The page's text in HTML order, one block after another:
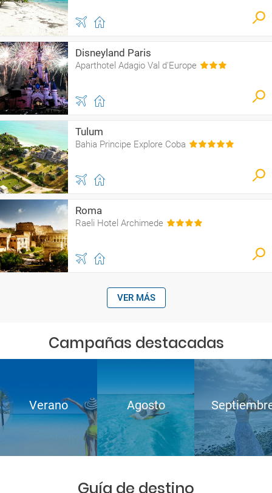
Disneyland Paris
Aparthotel Adagio Val d'Europe
Tulum
Bahia Principe Explore Coba
Roma
Raeli Hotel Archimede
VER MÁS
Campañas destacadas
Verano Agosto
Guía de destino